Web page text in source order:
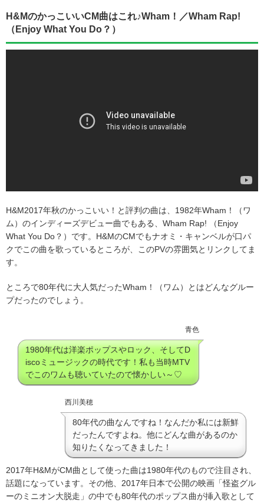
H&MのかっこいいCM曲はこれ♪Wham！／Wham Rap!
（Enjoy What You Do？）
H&M2017年秋のかっこいい！と評判の曲は、1982年Wham！（ワ
ム）のインディーズデビュー曲でもある、Wham Rap! （Enjoy
What You Do？）です。H&MのCMでもナオミ・キャンベルが口パ
クでこの曲を歌っているところが、このPVの雰囲気とリンクしてま
す。
ところで80年代に大人気だったWham！（ワム）とはどんなグルー
プだったのでしょう。
青色
1980年代は洋楽ポップスやロック、そしてD
iscoミュージックの時代です！私も当時MTV
でこのワムも聴いていたので懐かしい～♡
西川美穂
80年代の曲なんですね！なんだか私には新鮮
だったんですよね。他にどんな曲があるのか
知りたくなってきました！
2017年H&MがCM曲として使った曲は1980年代のもので注目され、
話題になっています。その他、2017年日本で公開の映画「怪盗グル
ーのミニオン大脱走」の中でも80年代のポップス曲が挿入歌として